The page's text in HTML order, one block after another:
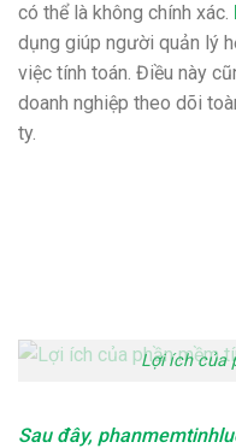
có thể là không chính xác.
dụng giúp người quản lý
việc tính toán. Điều này
doanh nghiệp theo dõi
ty.
Lợi ích của
Sau đây,